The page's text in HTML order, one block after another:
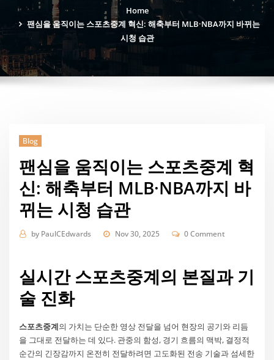
Home
팬심을 움직이는 스포츠중계 혁신: 해축부터 MLB·NBA까지 바뀌는
시청 습관
Blog
팬심을 움직이는 스포츠중계 혁
신: 해축부터 MLB·NBA까지 바
뀌는 시청 습관
by PaulCEdwards Nov 30, 2025 0 Comment
실시간 스포츠중계의 본질과 기
술 진화
스포츠중계의 가치는 단순한 영상 전달을 넘어 현장의 공기와 리듬
을 그대로 전달하는 데 있다. 관중의 함성, 경기 흐름의 맥박, 결정적
순간의 긴장감까지 온전히 전달하려면 고도화된 전송 기술과 섬세한